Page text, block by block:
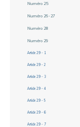
Numéro 25
Numéro 26-27
Numéro 28
Numéro 29
Article 29 - 1
Article 29 - 2
Article 29 - 3
Article 29 - 4
Article 29 - 5
Article 29 - 6
Article 29 - 7